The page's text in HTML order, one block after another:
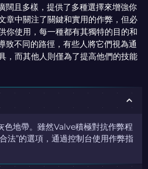
闊且多樣，提供了多種選擇來增強你
章中關注了關鍵和實用的作弊，但必
你使用，每一種都有其獨特的目的和
致不同的路徑，有些人將它們視為通
，而其他人則僅為了提高他們的技能
色地帶。雖然Valve積極對抗作弊程
法”的選項，通過控制台使用作弊指